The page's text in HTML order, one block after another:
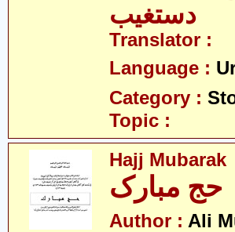
دستغیب
Translator :
Language :
Category :
Topic :
Hajj Mubarak
Author : Ali